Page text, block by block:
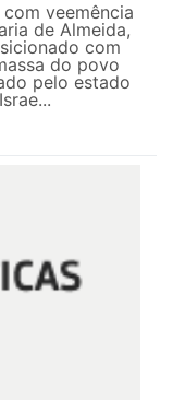
veemência
de Almeida,
com
do povo
pelo estado